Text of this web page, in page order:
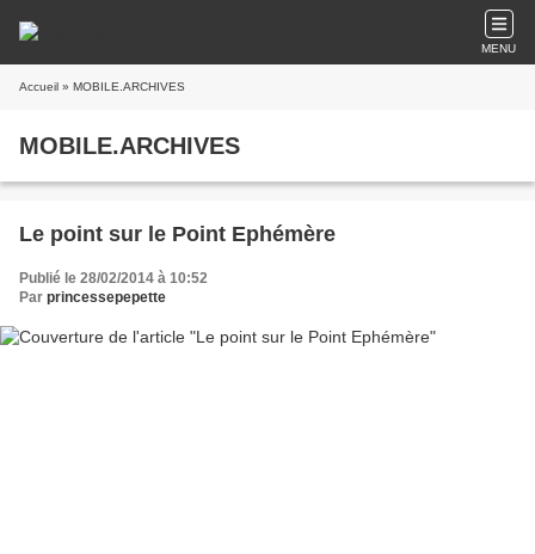
MENU
Accueil » MOBILE.ARCHIVES
MOBILE.ARCHIVES
Le point sur le Point Ephémère
Publié le 28/02/2014 à 10:52
Par princessepepette